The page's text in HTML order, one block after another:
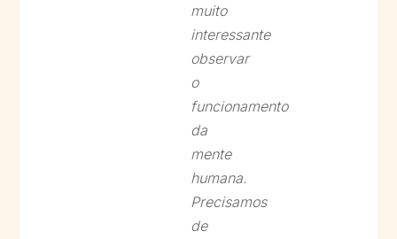
muito
interessante
observar
o
funcionamento
da
mente
humana.
Precisamos
de